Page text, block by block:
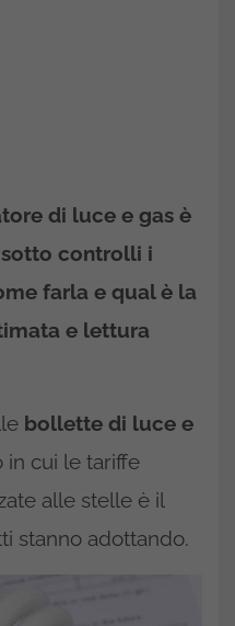
di luce e gas è
controlli i
farla e qual è la
e lettura
bollette di luce e
in cui le tariffe
alle stelle è il
stanno adottando.